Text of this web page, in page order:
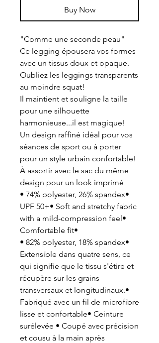
Buy Now
"Comme une seconde peau"
Ce legging épousera vos formes
avec un tissus doux et opaque.
Oubliez les leggings transparents
au moindre squat!
Il maintient et souligne la taille
pour une silhouette
harmonieuse...il est magique!
Un design raffiné idéal pour vos
séances de sport ou à porter
pour un style urbain confortable!
À assortir avec le sac du même
design pour un look imprimé
• 74% polyester, 26% spandex•
UPF 50+• Soft and stretchy fabric
with a mild-compression feel•
Comfortable fit•
• 82% polyester, 18% spandex•
Extensible dans quatre sens, ce
qui signifie que le tissu s'étire et
récupère sur les grains
transversaux et longitudinaux.•
Fabriqué avec un fil de microfibre
lisse et confortable• Ceinture
surélevée • Coupé avec précision
et cousu à la main après